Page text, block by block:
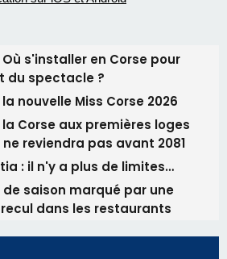
Où s'installer en Corse pour
du spectacle ?
nouvelle Miss Corse 2026
la Corse aux premières loges
reviendra pas avant 2081
: il n'y a plus de limites…
de saison marqué par une
dans les restaurants